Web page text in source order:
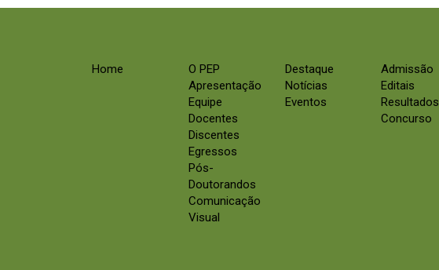
Home
O PEP
Apresentação
Equipe
Docentes
Discentes
Egressos
Pós-
Doutorandos
Comunicação
Visual
Destaque
Notícias
Eventos
Admissão
Editais
Resultados
Concurso